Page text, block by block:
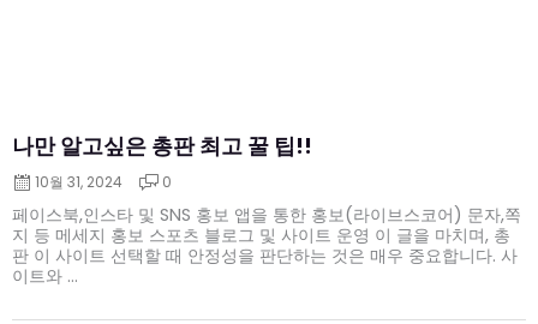
나만 알고싶은 총판 최고 꿀 팁!!
10월 31, 2024 0
페이스북,인스타 및 SNS 홍보 앱을 통한 홍보(라이브스코어) 문자,쪽
지 등 메세지 홍보 스포츠 블로그 및 사이트 운영 이 글을 마치며, 총
판 이 사이트 선택할 때 안정성을 판단하는 것은 매우 중요합니다. 사
이트와 ...